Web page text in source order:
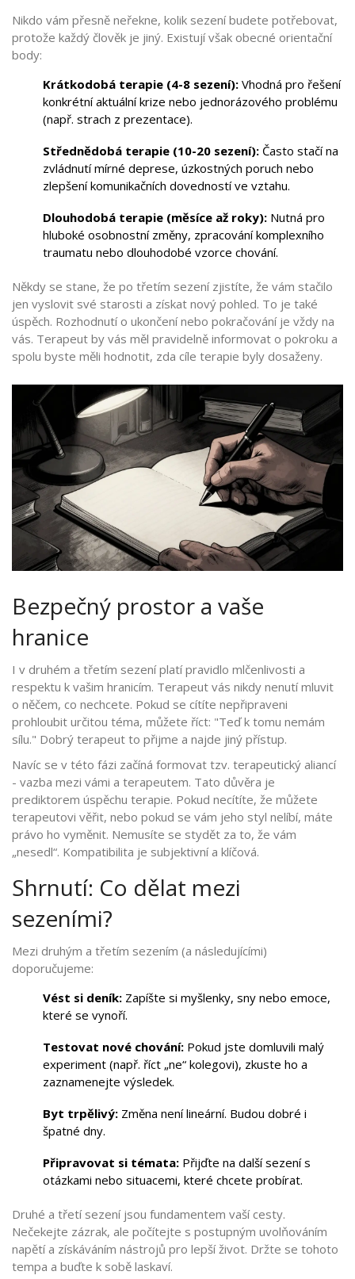
Nikdo vám přesně neřekne, kolik sezení budete potřebovat,
protože každý člověk je jiný. Existují však obecné orientační
body:
Krátkodobá terapie (4-8 sezení): Vhodná pro řešení
konkrétní aktuální krize nebo jednorázového problému
(např. strach z prezentace).
Střednědobá terapie (10-20 sezení): Často stačí na
zvládnutí mírné deprese, úzkostných poruch nebo
zlepšení komunikačních dovedností ve vztahu.
Dlouhodobá terapie (měsíce až roky): Nutná pro
hluboké osobnostní změny, zpracování komplexního
traumatu nebo dlouhodobé vzorce chování.
Někdy se stane, že po třetím sezení zjistíte, že vám stačilo
jen vyslovit své starosti a získat nový pohled. To je také
úspěch. Rozhodnutí o ukončení nebo pokračování je vždy na
vás. Terapeut by vás měl pravidelně informovat o pokroku a
spolu byste měli hodnotit, zda cíle terapie byly dosaženy.
Bezpečný prostor a vaše
hranice
I v druhém a třetím sezení platí pravidlo mlčenlivosti a
respektu k vašim hranicím. Terapeut vás nikdy nenutí mluvit
o něčem, co nechcete. Pokud se cítíte nepřipraveni
prohloubit určitou téma, můžete říct: "Teď k tomu nemám
sílu." Dobrý terapeut to přijme a najde jiný přístup.
Navíc se v této fázi začíná formovat tzv. terapeutický aliancí
- vazba mezi vámi a terapeutem. Tato důvěra je
prediktorem úspěchu terapie. Pokud necítíte, že můžete
terapeutovi věřit, nebo pokud se vám jeho styl nelíbí, máte
právo ho vyměnit. Nemusíte se stydět za to, že vám
„nesedl“. Kompatibilita je subjektivní a klíčová.
Shrnutí: Co dělat mezi
sezeními?
Mezi druhým a třetím sezením (a následujícími)
doporučujeme:
Vést si deník: Zapíšte si myšlenky, sny nebo emoce,
které se vynoří.
Testovat nové chování: Pokud jste domluvili malý
experiment (např. říct „ne“ kolegovi), zkuste ho a
zaznamenejte výsledek.
Byt trpělivý: Změna není lineární. Budou dobré i
špatné dny.
Připravovat si témata: Přijďte na další sezení s
otázkami nebo situacemi, které chcete probírat.
Druhé a třetí sezení jsou fundamentem vaší cesty.
Nečekejte zázrak, ale počítejte s postupným uvolňováním
napětí a získáváním nástrojů pro lepší život. Držte se tohoto
tempa a buďte k sobě laskaví.